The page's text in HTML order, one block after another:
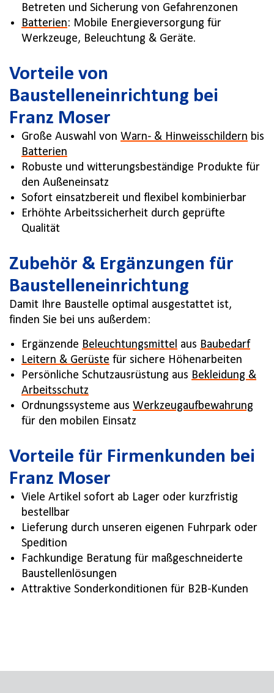
Betreten und Sicherung von Gefahrenzonen
Batterien: Mobile Energieversorgung für
Werkzeuge, Beleuchtung & Geräte.
Vorteile von
Baustelleneinrichtung bei
Franz Moser
Große Auswahl von Warn- & Hinweisschildern bis
Batterien
Robuste und witterungsbeständige Produkte für
den Außeneinsatz
Sofort einsatzbereit und flexibel kombinierbar
Erhöhte Arbeitssicherheit durch geprüfte
Qualität
Zubehör & Ergänzungen für
Baustelleneinrichtung
Damit Ihre Baustelle optimal ausgestattet ist,
finden Sie bei uns außerdem:
Ergänzende Beleuchtungsmittel aus Baubedarf
Leitern & Gerüste für sichere Höhenarbeiten
Persönliche Schutzausrüstung aus Bekleidung &
Arbeitsschutz
Ordnungssysteme aus Werkzeugaufbewahrung
für den mobilen Einsatz
Vorteile für Firmenkunden bei
Franz Moser
Viele Artikel sofort ab Lager oder kurzfristig
bestellbar
Lieferung durch unseren eigenen Fuhrpark oder
Spedition
Fachkundige Beratung für maßgeschneiderte
Baustellenlösungen
Attraktive Sonderkonditionen für B2B-Kunden